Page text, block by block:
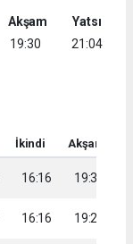
Akşam
19:30
Yatsı
21:04
İkindi Akşam
16:16 19:30
16:16 19:28